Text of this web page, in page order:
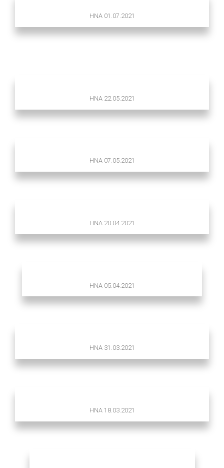
HNA 01.07.2021
HNA 22.05.2021
HNA 07.05.2021
HNA 20.04.2021
HNA 05.04.2021
HNA 31.03.2021
HNA 18.03.2021